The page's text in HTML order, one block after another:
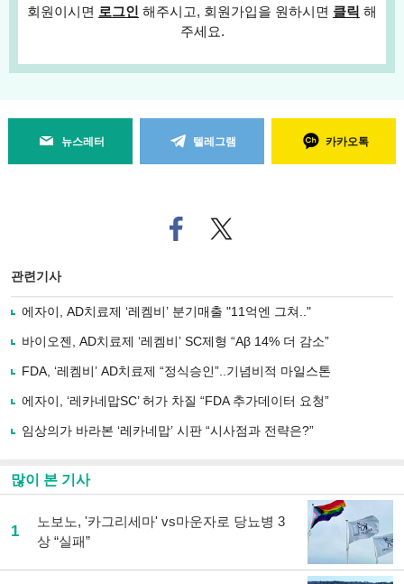
회원이시면 로그인 해주시고, 회원가입을 원하시면 클릭 해
주세요.
뉴스레터 텔레그램 카카오톡
페
이
로
기
사
유
기
트위
터로
관련기사
에자이, AD치료제 ‘레켐비’ 분기매출 "11억엔 그쳐.."
바이오젠, AD치료제 ‘레켐비’ SC제형 “Aβ 14% 더 감소”
FDA, ‘레켐비’ AD치료제 “정식승인”..기념비적 마일스톤
에자이, ‘레카네맙SC’ 허가 차질 “FDA 추가데이터 요청”
임상의가 바라본 ‘레카네맙’ 시판 “시사점과 전략은?”
많이 본 기사
1
노보노, '카그리세마' vs마운자로 당뇨병 3
상 “실패”